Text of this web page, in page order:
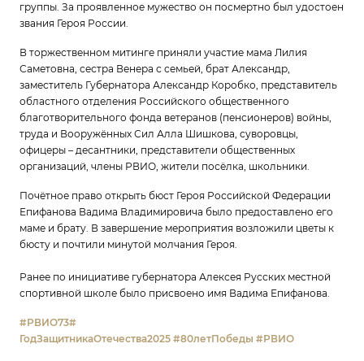
группы. За проявленное мужество он посмертно был удостоен
звания Героя России.
В торжественном митинге приняли участие мама Лилия
Саметовна, сестра Венера с семьей, брат Александр,
заместитель Губернатора Александр Коробко, представитель
областного отделения Российского общественного
благотворительного фонда ветеранов (пенсионеров) войны,
труда и Вооружённых Сил Алла Шишкова, суворовцы,
офицеры – десантники, представители общественных
организаций, члены РВИО, жители посёлка, школьники.
Почётное право открыть бюст Героя Российской Федерации
Епифанова Вадима Владимировича было предоставлено его
маме и брату. В завершение мероприятия возложили цветы к
бюсту и почтили минутой молчания Героя.
Ранее по инициативе губернатора Алексея Русских местной
спортивной школе было присвоено имя Вадима Епифанова.
#РВИО73#
ГодЗащитникаОтечества2025 #80летПобеды #РВИО